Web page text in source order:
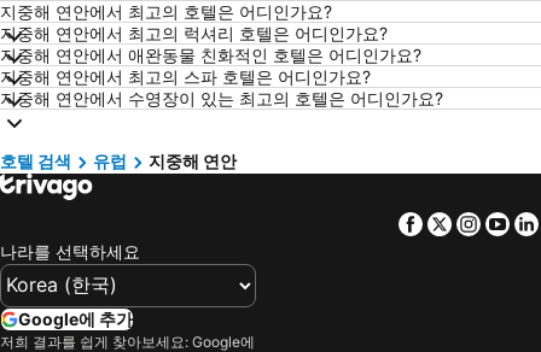
목포 호텔
포항 호텔
상하이 호텔
히로시마 호텔
평창 호텔
통영 호텔
Dolomiti 호텔
경기도 호텔
Phu Quoc 호텔
크로아티아 해안 호텔
Paris 호텔
말레이시아 호텔
헝가리 호텔
지중해 연안에서 최고의 호텔은 어디인가요?
지중해 연안에서 최고의 럭셔리 호텔은 어디인가요?
지중해 연안에서 애완동물 친화적인 호텔은 어디인가요?
지중해 연안에서 최고의 스파 호텔은 어디인가요?
지중해 연안에서 수영장이 있는 최고의 호텔은 어디인가요?
호텔 검색 유럽 지중해 연안
Facebook
Twitter
나라를 선택하세요
Google에 추가
저희 결과를 쉽게 찾아보세요: Google에